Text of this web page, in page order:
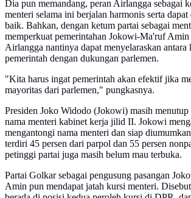
Dia pun memandang, peran Airlangga sebagai
menteri selama ini berjalan harmonis serta
baik. Bahkan, dengan ketum partai sebagai
memperkuat pemerintahan Jokowi-Ma'ruf Amin
Airlangga nantinya dapat menyelaraskan antara
pemerintah dengan dukungan parlemen.
"Kita harus ingat pemerintah akan efektif jika
mayoritas dari parlemen," pungkasnya.
Presiden Joko Widodo (Jokowi) masih menutup
nama menteri kabinet kerja jilid II. Jokowi
mengantongi nama menteri dan siap
terdiri 45 persen dari parpol dan 55 persen
petinggi partai juga masih belum mau terbuka.
Partai Golkar sebagai pengusung pasangan
Amin pun mendapat jatah kursi menteri.